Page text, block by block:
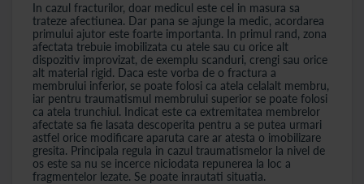
In cazul fracturilor, doar medicul este cel in masura sa
trateze afectiunea. Dar pana se ajunge la medic, acordarea
primului ajutor este foarte importanta. In primul rand, zona
afectata trebuie imobilizata cu atele sau cu orice alt
dispozitiv improvizat, de exemplu scanduri, crengi sau orice
alt material rigid. Daca este vorba de o fractura a
membrului inferior, se poate folosi ca atela celalalt membru,
iar pentru traumatismul membrului superior se poate folosi
ca atela trunchiul. Indicat este ca extremitatea membrelor
afectate sa fie lasata descoperita pentru a se putea urmari
astfel orice modificare aparuta care ar atesta o imobilizare
gresita. Principala regula in cazul traumatismelor la nivel de
os este sa nu se incerce niciodata repunerea la loc a
fragmentelor lezate. Se poate inrautati situatia.